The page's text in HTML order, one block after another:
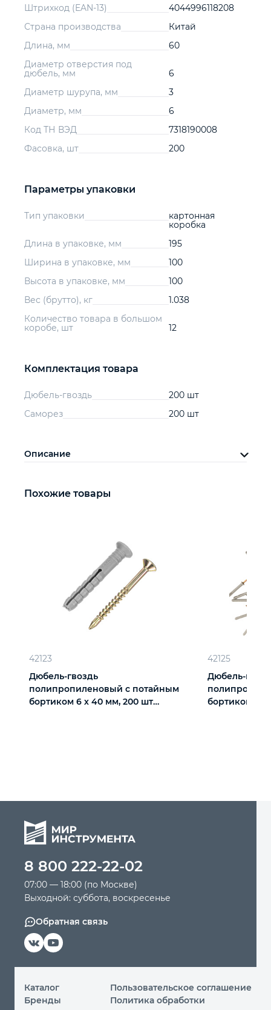
Штрихкод (EAN-13)
4044996118208
Страна производства
Китай
Длина, мм
60
Диаметр отверстия под
дюбель, мм
6
Диаметр шурупа, мм
3
Диаметр, мм
6
Код ТН ВЭД
7318190008
Фасовка, шт
200
Параметры упаковки
Тип упаковки
картонная
коробка
Длина в упаковке, мм
195
Ширина в упаковке, мм
100
Высота в упаковке, мм
100
Вес (брутто), кг
1.038
Количество товара в большом
коробе, шт
12
Комплектация товара
Дюбель-гвоздь
200 шт
Саморез
200 шт
Описание
Похожие товары
42123
Дюбель-гвоздь
полипропиленовый с потайным
бортиком 6 х 40 мм, 200 шт
42125
Дюбель-
бортиком 6
8 800 222-22-02
07:00 — 18:00 (по Москве)
Выходной: суббота, воскресенье
Обратная связь
Каталог
Бренды
Пользовательское соглашение
Политика обработки